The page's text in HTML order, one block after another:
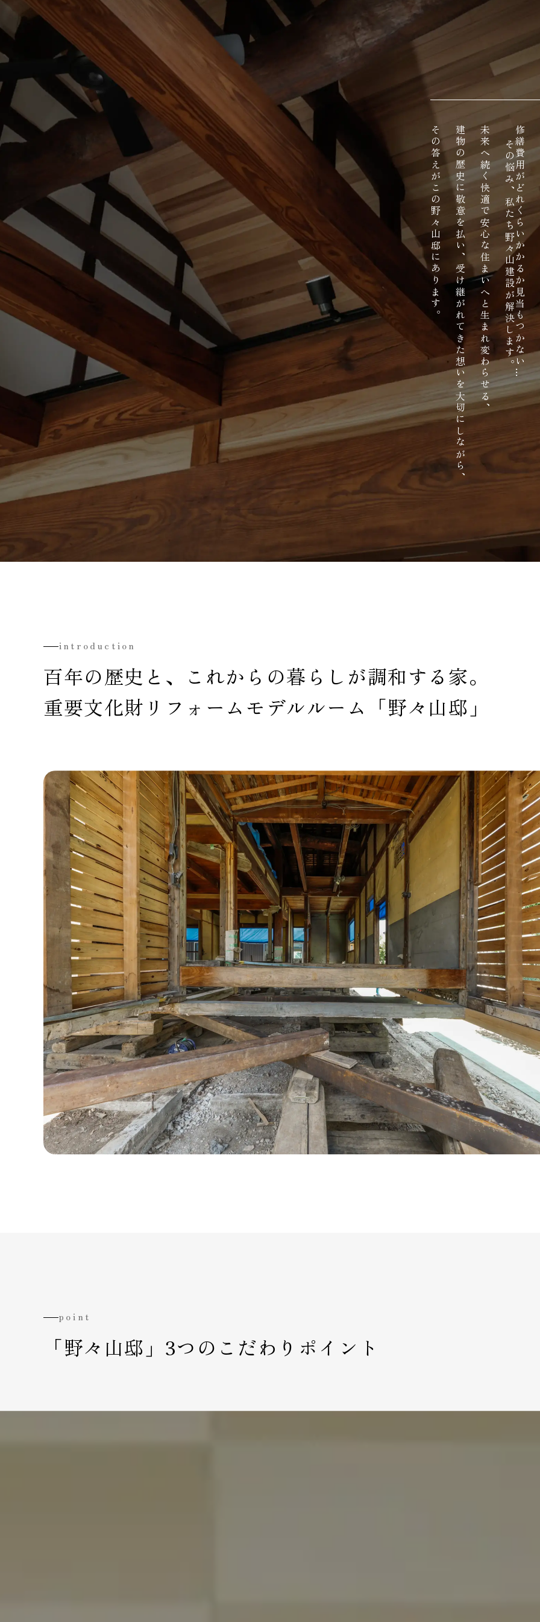
修繕費用がどれくらいかかるか見当もつかない
… 耐震
その答えがこの野々山邸にあります。建物の歴史に敬意を払い、受け継がれてきた想いを大切にしながら、未来へ続く快適で安心な住まいへと生まれ変わらせる、その悩み、私たち野々山建設が解決します。
introduction
百年の歴史と、
これからの暮らしが調和する家。
重要文化財リフォームモデルルーム「野々山邸」
point
「野々山邸」 3つのこだわりポイント